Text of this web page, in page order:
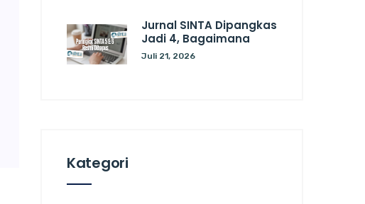
Jurnal SINTA Dipangkas
Jadi 4, Bagaimana
Juli 21, 2026
Kategori